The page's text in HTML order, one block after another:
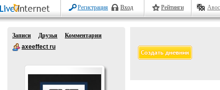
Регистрация Вход Рейтинги
Записи Друзья
Комментарии
axeeffect ru